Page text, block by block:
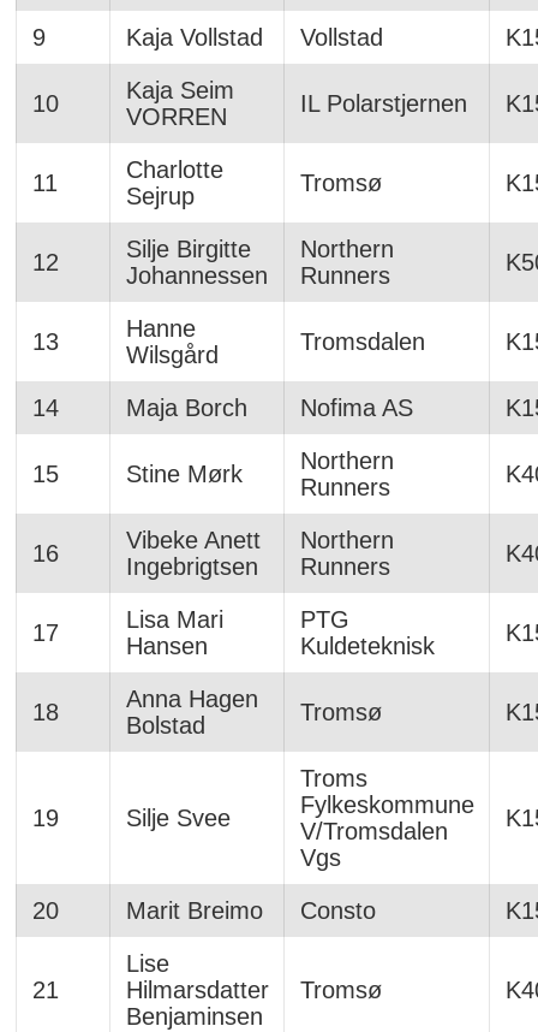
9 Kaja Vollstad Vollstad
10
Kaja Seim
VORREN
IL Polarstjernen
11
Charlotte
Sejrup
Tromsø
12
Silje Birgitte
Johannessen
Northern
Runners
13
Hanne
Wilsgård
Tromsdalen
14 Maja Borch Nofima AS
15 Stine Mørk
Northern
Runners
16
Vibeke Anett
Ingebrigtsen
Northern
Runners
17
Lisa Mari
Hansen
PTG
Kuldeteknisk
18
Anna Hagen
Bolstad
Tromsø
19 Silje Svee
Troms
Fylkeskommune
V/Tromsdalen
Vgs
20 Marit Breimo Consto
21
Lise
Hilmarsdatter
Benjaminsen
Tromsø